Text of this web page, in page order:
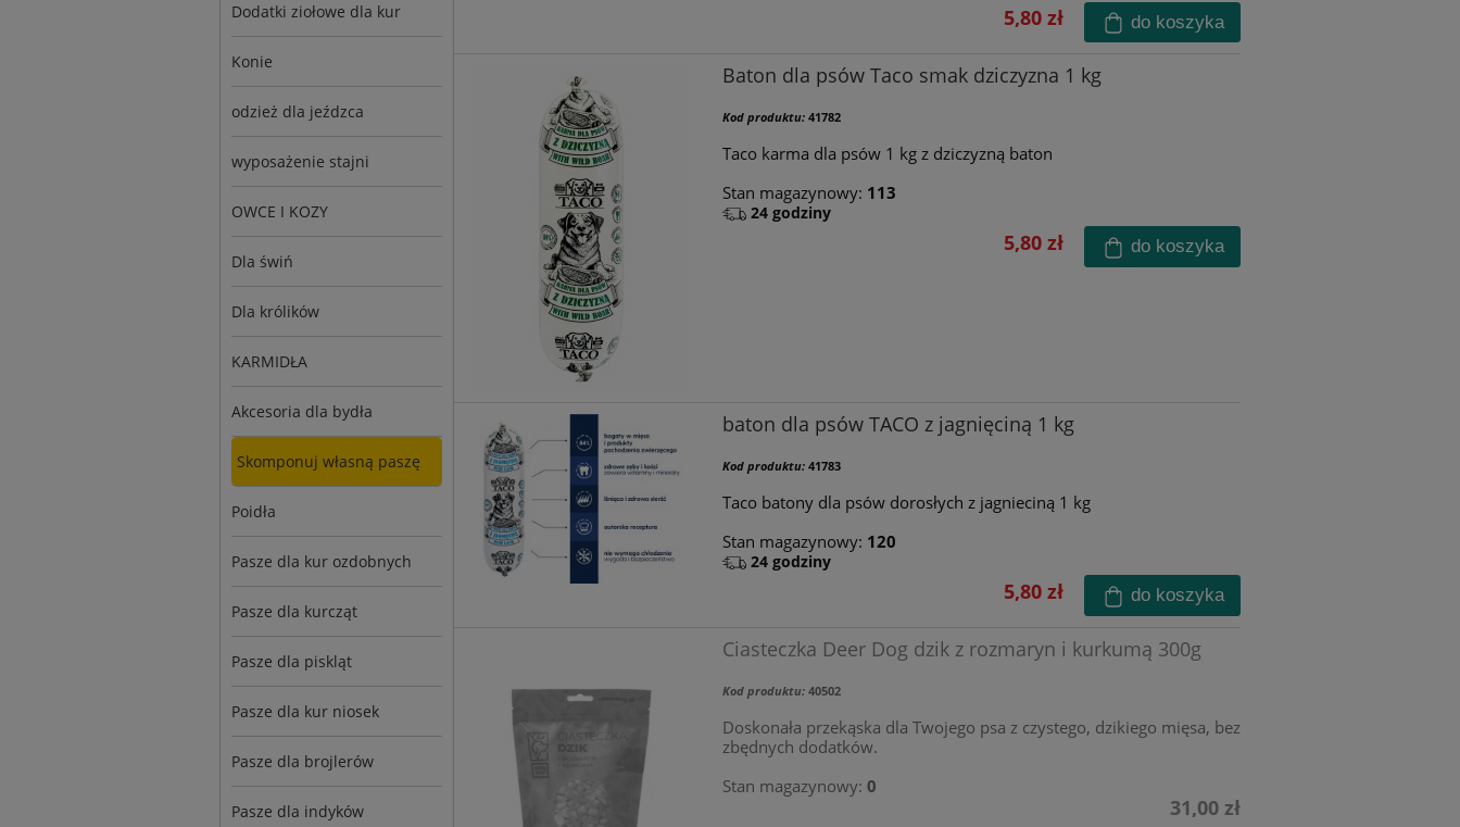
Dodatki ziołowe dla kur
Konie
odzież dla jeźdzca
wyposażenie stajni
OWCE I KOZY
Dla świń
Dla królików
KARMIDŁA
Akcesoria dla bydła
Skomponuj własną paszę
Poidła
Pasze dla kur ozdobnych
Pasze dla kurcząt
Pasze dla piskląt
Pasze dla kur niosek
Pasze dla brojlerów
Pasze dla indyków
5,80 zł do koszyka
Baton dla psów Taco smak dziczyzna 1 kg
Kod produktu: 41782
Taco karma dla psów 1 kg z dziczyzną baton
Stan magazynowy: 113
24 godziny
5,80 zł do koszyka
baton dla psów TACO z jagnięciną 1 kg
Kod produktu: 41783
Taco batony dla psów dorosłych z jagnieciną 1 kg
Stan magazynowy: 120
24 godziny
5,80 zł do koszyka
Ciasteczka Deer Dog dzik z rozmaryn i kurkumą 300g
Kod produktu: 40502
Doskonała przekąska dla Twojego psa z czystego, dzikiego mięsa, bez
zbędnych dodatków.
Stan magazynowy: 0
31,00 zł